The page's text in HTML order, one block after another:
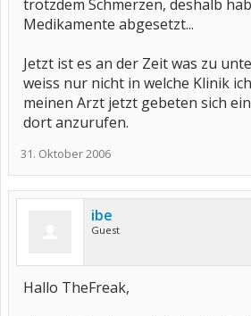
trotzdem Schmerzen, deshalb
Medikamente abgesetzt...
Jetzt ist es an der Zeit was zu
weiss nur nicht in welche Klinik
meinen Arzt jetzt gebeten sich
dort anzurufen.
31. Oktober 2006
ibe
Guest
Hallo TheFreak,